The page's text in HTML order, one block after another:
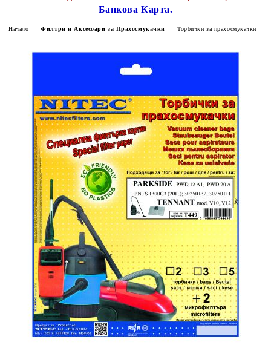
Банкова Карта.
Начало Филтри и Аксесоари за Прахосмукачки Торбички за прахосмукачки